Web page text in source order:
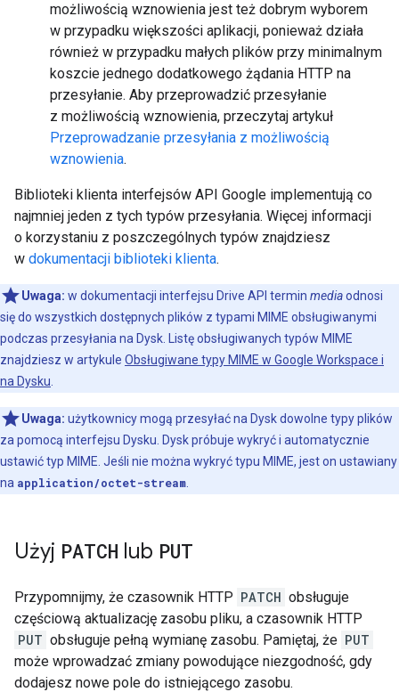
możliwością wznowienia jest też dobrym wyborem
w przypadku większości aplikacji, ponieważ działa
również w przypadku małych plików przy minimalnym
koszcie jednego dodatkowego żądania HTTP na
przesyłanie. Aby przeprowadzić przesyłanie
z możliwością wznowienia, przeczytaj artykuł
Przeprowadzanie przesyłania z możliwością
wznowienia.
Biblioteki klienta interfejsów API Google implementują co
najmniej jeden z tych typów przesyłania. Więcej informacji
o korzystaniu z poszczególnych typów znajdziesz
w dokumentacji biblioteki klienta.
Uwaga: w dokumentacji interfejsu Drive API termin mediaodnosi
się do wszystkich dostępnych plików z typami MIME obsługiwanymi
podczas przesyłania na Dysk. Listę obsługiwanych typów MIME
znajdziesz w artykule Obsługiwane typy MIME w Google Workspace i
na Dysku
Uwaga: użytkownicy mogą przesyłać na Dysk dowolne typy plików
za pomocą interfejsu Dysku. Dysk próbuje wykryć i automatycznie
ustawić typ MIME. Jeśli nie można wykryć typu MIME, jest on ustawiany
na application/octet-stream
Użyj PATCH lub PUT
Przypomnijmy, że czasownik HTTP PATCH obsługuje
częściową aktualizację zasobu pliku, a czasownik HTTP
PUT obsługuje pełną wymianę zasobu. Pamiętaj, że PUT
może wprowadzać zmiany powodujące niezgodność, gdy
dodajesz nowe pole do istniejącego zasobu.